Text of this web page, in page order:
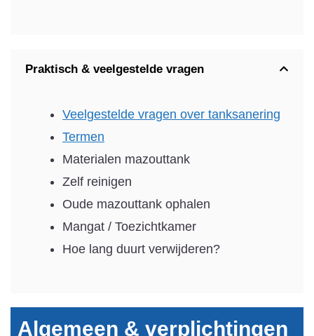
Praktisch & veelgestelde vragen
Veelgestelde vragen over tanksanering
Termen
Materialen mazouttank
Zelf reinigen
Oude mazouttank ophalen
Mangat / Toezichtkamer
Hoe lang duurt verwijderen?
Algemeen & verplichtingen